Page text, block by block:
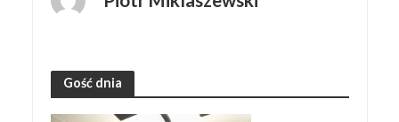
Gość dnia